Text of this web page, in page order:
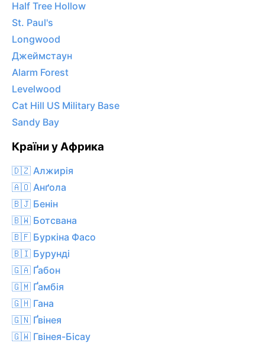
Half Tree Hollow
St. Paul's
Longwood
Джеймстаун
Alarm Forest
Levelwood
Cat Hill US Military Base
Sandy Bay
Країни у Африка
🇩🇿 Алжирія
🇦🇴 Анґола
🇧🇯 Бенін
🇧🇼 Ботсвана
🇧🇫 Буркіна Фасо
🇧🇮 Бурунді
🇬🇦 Ґабон
🇬🇲 Ґамбія
🇬🇭 Гана
🇬🇳 Ґвінея
🇬🇼 Гвінея-Бісау